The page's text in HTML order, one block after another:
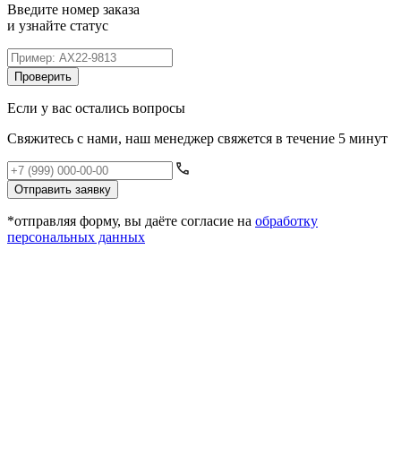
Введите номер заказа
и узнайте статус
Проверить
Если у вас остались вопросы
Свяжитесь с нами, наш менеджер свяжется в течение 5 минут
Отправить заявку
*отправляя форму, вы даёте согласие на обработку
персональных данных